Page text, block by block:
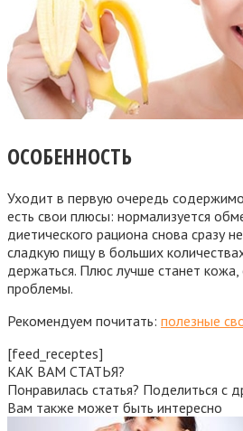
ОСОБЕННОСТЬ
Уходит в первую очередь
есть свои плюсы: нормализуется
диетического рациона снова сразу
сладкую пищу в больших
держаться. Плюс лучше станет кожа,
проблемы.
Рекомендуем почитать: полезные
[feed_receptes]
КАК ВАМ СТАТЬЯ?
Понравилась статья? Поделиться с
Вам также может быть интересно